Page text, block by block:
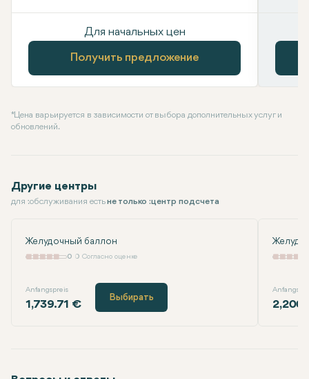
Для начальных цен
Получить предложение
* Цена варьируется в зависимости от выбора дополнительных услуг и
обновлений.
Другие центры
для :обслуживания естьне только :центр подсчета
Желудочный баллон
0 0 Согласно оценке
Anfangspreis
1,739.71 €
Выбирать